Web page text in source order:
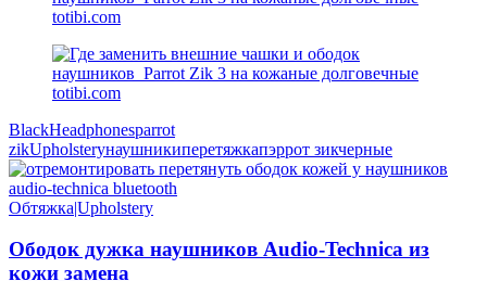
BlackHeadphonesparrot
zikUpholsteryнаушникиперетяжкапэррот зикчерные
Обтяжка|Upholstery
Ободок дужка наушников Audio-Technica из
кожи замена